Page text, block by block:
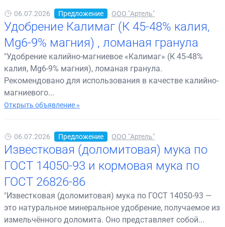
06.07.2026 Предложение ООО "Артель"
Удобрение Калимаг (К 45-48% калия,
Mg6-9% магния) , ломаная гранула
"Удобрение калийно-магниевое «Калимаг» (К 45-48%
калия, Mg6-9% магния), ломаная гранула.
Рекомендовано для использования в качестве калийно-
магниевого...
Открыть объявление »
06.07.2026 Предложение ООО "Артель"
Известковая (доломитовая) мука по
ГОСТ 14050-93 и кормовая мука по
ГОСТ 26826-86
"Известковая (доломитовая) мука по ГОСТ 14050-93 —
это натуральное минеральное удобрение, получаемое из
измельчённого доломита. Оно представляет собой...